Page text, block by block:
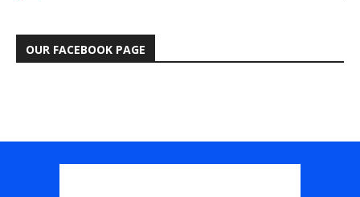
OUR FACEBOOK PAGE